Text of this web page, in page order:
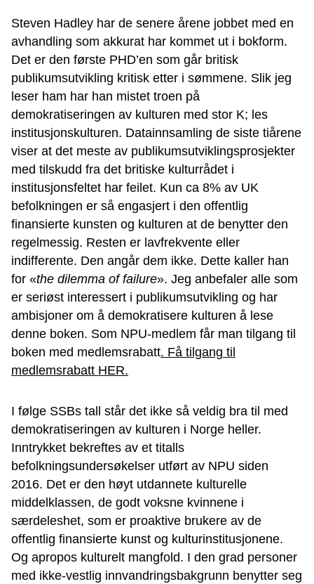
Steven Hadley har de senere årene jobbet med en
avhandling som akkurat har kommet ut i bokform.
Det er den første PHD’en som går britisk
publikumsutvikling kritisk etter i sømmene. Slik jeg
leser ham har han mistet troen på
demokratiseringen av kulturen med stor K; les
institusjonskulturen. Datainnsamling de siste tiårene
viser at det meste av publikumsutviklingsprosjekter
med tilskudd fra det britiske kulturrådet i
institusjonsfeltet har feilet. Kun ca 8% av UK
befolkningen er så engasjert i den offentlig
finansierte kunsten og kulturen at de benytter den
regelmessig. Resten er lavfrekvente eller
indifferente. Den angår dem ikke. Dette kaller han
for «the dilemma of failure». Jeg anbefaler alle som
er seriøst interessert i publikumsutvikling og har
ambisjoner om å demokratisere kulturen å lese
denne boken. Som NPU-medlem får man tilgang til
boken med medlemsrabatt. Få tilgang til
medlemsrabatt HER.
I følge SSBs tall står det ikke så veldig bra til med
demokratiseringen av kulturen i Norge heller.
Inntrykket bekreftes av et titalls
befolkningsundersøkelser utført av NPU siden
2016. Det er den høyt utdannete kulturelle
middelklassen, de godt voksne kvinnene i
særdeleshet, som er proaktive brukere av de
offentlig finansierte kunst og kulturinstitusjonene.
Og apropos kulturelt mangfold. I den grad personer
med ikke-vestlig innvandringsbakgrunn benytter seg